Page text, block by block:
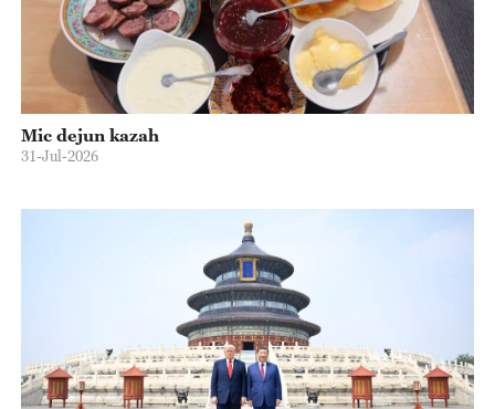
Mic dejun kazah
31-Jul-2026